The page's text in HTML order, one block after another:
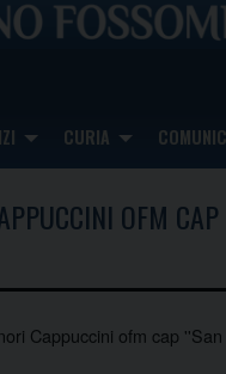
CURIA
OFM
Cappuccini ofm cap